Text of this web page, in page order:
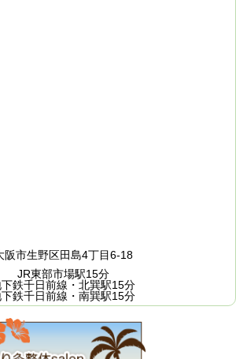
阪市生野区田島4丁目6-18
JR東部市場駅15分
鉄千日前線・北巽駅15分
鉄千日前線・南巽駅15分